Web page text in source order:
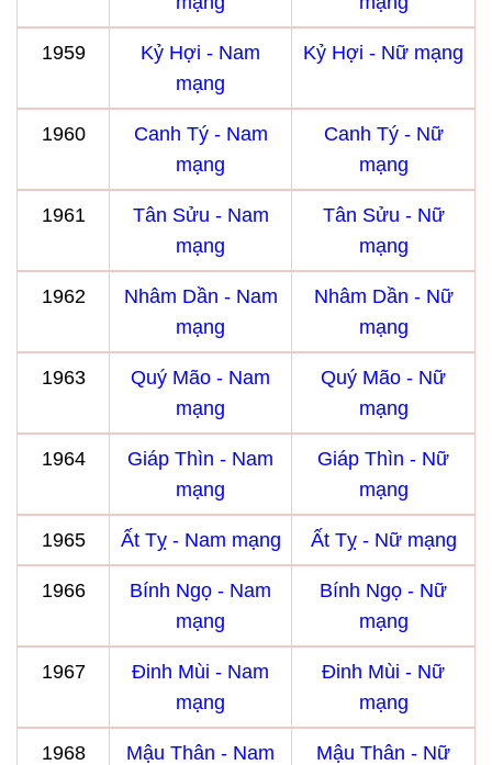
1959
Kỷ Hợi - Nam
mạng
Kỷ Hợi - Nữ mạng
1960
Canh Tý - Nam
mạng
Canh Tý - Nữ
mạng
1961
Tân Sửu - Nam
mạng
Tân Sửu - Nữ
mạng
1962
Nhâm Dần - Nam
mạng
Nhâm Dần - Nữ
mạng
1963
Quý Mão - Nam
mạng
Quý Mão - Nữ
mạng
1964
Giáp Thìn - Nam
mạng
Giáp Thìn - Nữ
mạng
1965 Ất Tỵ - Nam mạng Ất Tỵ - Nữ mạng
1966
Bính Ngọ - Nam
mạng
Bính Ngọ - Nữ
mạng
1967
Đinh Mùi - Nam
mạng
Đinh Mùi - Nữ
mạng
1968
Mậu Thân - Nam
Mậu Thân - Nữ